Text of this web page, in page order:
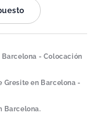
- Colocación
Gresite en Barcelona -
Barcelona.